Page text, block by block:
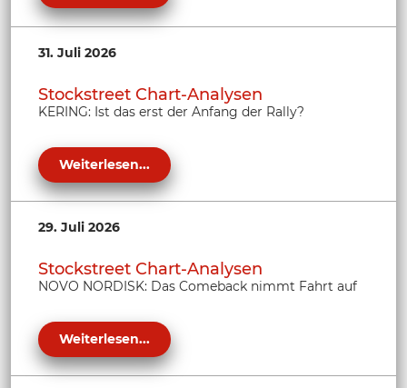
31. Juli 2026
Stockstreet Chart-Analysen
KERING: Ist das erst der Anfang der Rally?
Weiterlesen...
29. Juli 2026
Stockstreet Chart-Analysen
NOVO NORDISK: Das Comeback nimmt Fahrt auf
Weiterlesen...